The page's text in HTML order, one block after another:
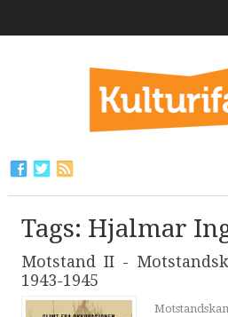
Tags: Hjalmar
Motstand II -
1943-1945